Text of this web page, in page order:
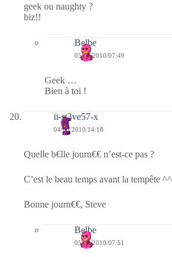
geek ou naughty ?
biz!!
Belbe
05/03/2010/07:49
Geek …
Bien à toi !
ii-st3ve57-x
04/03/2010/14:18
Quelle b€lle journ€€ n’est-ce pas ?
C’est le beau temps avant la tempête ^^
Bonne journ€€, Steve
Belbe
05/03/2010/07:51